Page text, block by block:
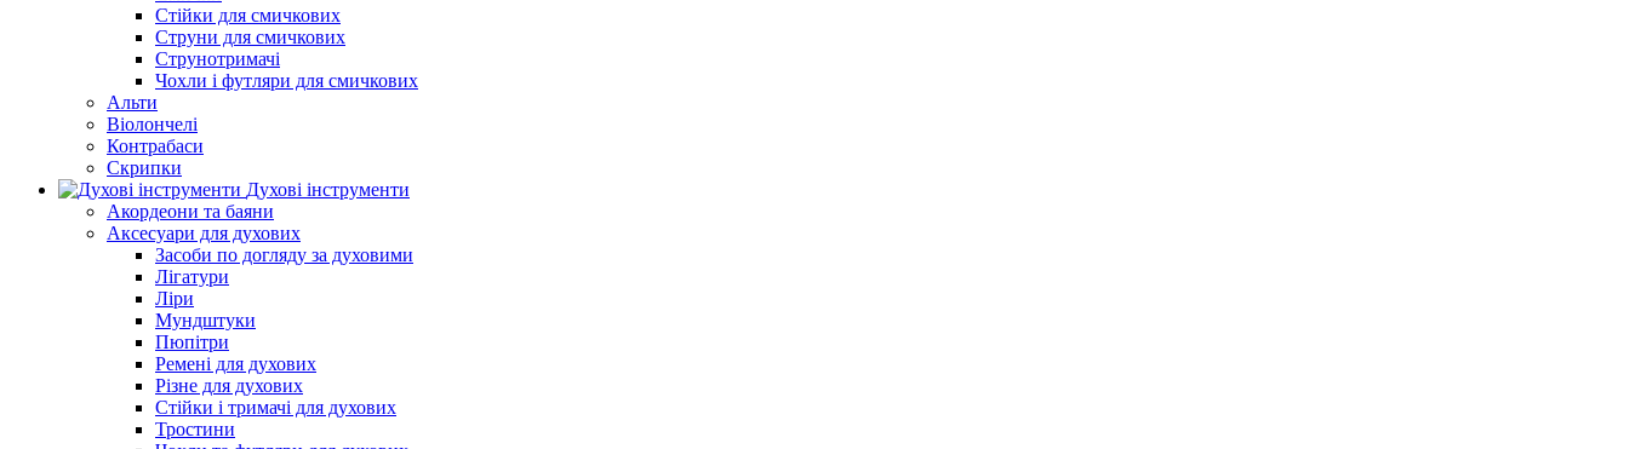
Стійки для смичкових
Струни для смичкових
Струнотримачі
Чохли і футляри для смичкових
Альти
Віолончелі
Контрабаси
Скрипки
Духові інструменти
Акордеони та баяни
Аксесуари для духових
Засоби по догляду за духовими
Лігатури
Ліри
Мундштуки
Пюпітри
Ремені для духових
Різне для духових
Стійки і тримачі для духових
Тростини